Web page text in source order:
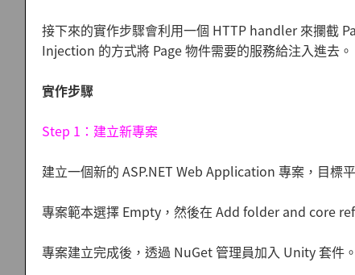
接下來的實作步驟會利用一個 HTTP handler 來攔截
Injection 的方式將 Page 物件需要的服務給注入進去。
實作步驟
Step 1：建立新專案
建立一個新的 ASP.NET Web Application 專案，目標
專案範本選擇 Empty，然後在 Add folder and core
專案建立完成後，透過 NuGet 管理員加入 Unity 套件。